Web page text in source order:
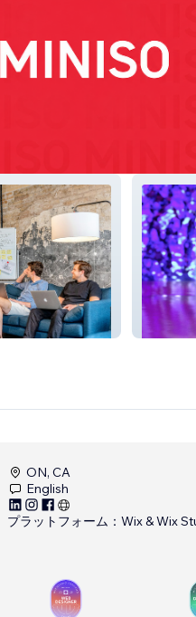
Angie
ON, CA
English
プラットフォーム： Wix & Wix